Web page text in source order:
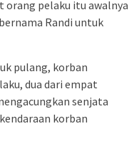
orang pelaku itu awalnya
Randi untuk
pulang, korban
dua dari empat
senjata
korban